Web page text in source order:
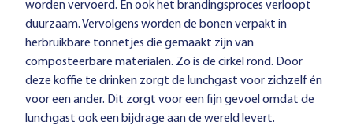
worden vervoerd. En ook het brandingsproces verloopt
duurzaam. Vervolgens worden de bonen verpakt in
herbruikbare tonnetjes die gemaakt zijn van
composteerbare materialen. Zo is de cirkel rond. Door
deze koffie te drinken zorgt de lunchgast voor zichzelf én
voor een ander. Dit zorgt voor een fijn gevoel omdat de
lunchgast ook een bijdrage aan de wereld levert.